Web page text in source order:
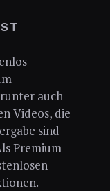
auch
Videos, die
sind
Premium-